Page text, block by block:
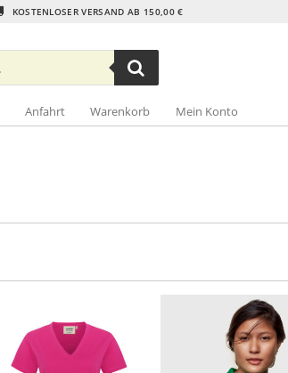
KOSTENLOSER VERSAND AB 150,00 €
Anfahrt Warenkorb Mein Konto